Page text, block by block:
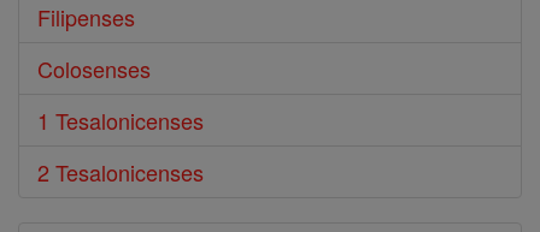
Filipenses
Colosenses
1 Tesalonicenses
2 Tesalonicenses